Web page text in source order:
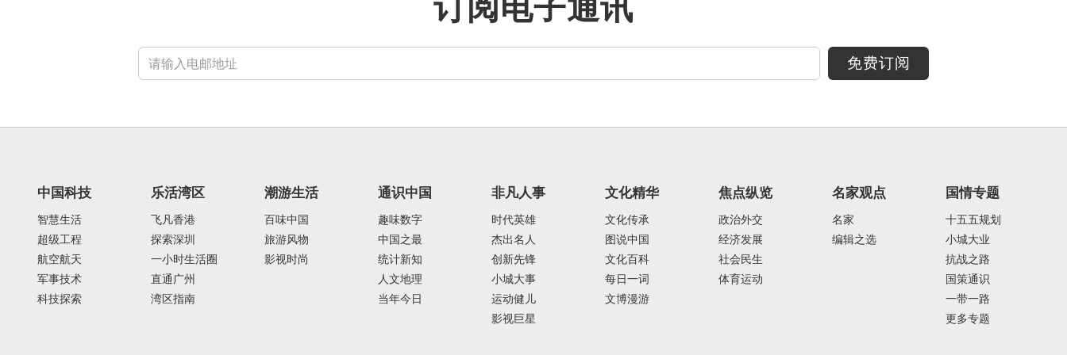
订阅电子通讯
免费订阅
中国科技
智慧生活
超级工程
航空航天
军事技术
科技探索
乐活湾区
飞凡香港
探索深圳
一小时生活圈
直通广州
湾区指南
潮游生活
百味中国
旅游风物
影视时尚
通识中国
趣味数字
中国之最
统计新知
人文地理
当年今日
非凡人事
时代英雄
杰出名人
创新先锋
小城大事
运动健儿
影视巨星
文化精华
文化传承
图说中国
文化百科
每日一词
文博漫游
焦点纵览
政治外交
经济发展
社会民生
体育运动
名家观点
名家
编辑之选
国情专题
十五五规划
小城大业
抗战之路
国策通识
一带一路
更多专题